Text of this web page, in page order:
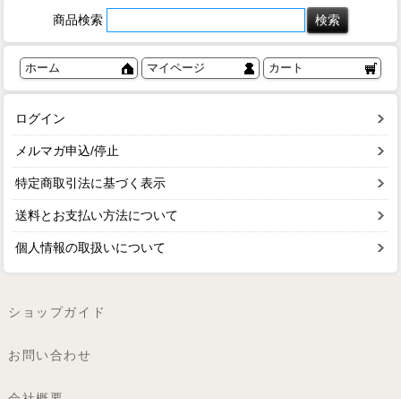
商品検索
ホーム マイページ カート
ログイン
メルマガ申込/停止
特定商取引法に基づく表示
送料とお支払い方法について
個人情報の取扱いについて
ショップガイド
お問い合わせ